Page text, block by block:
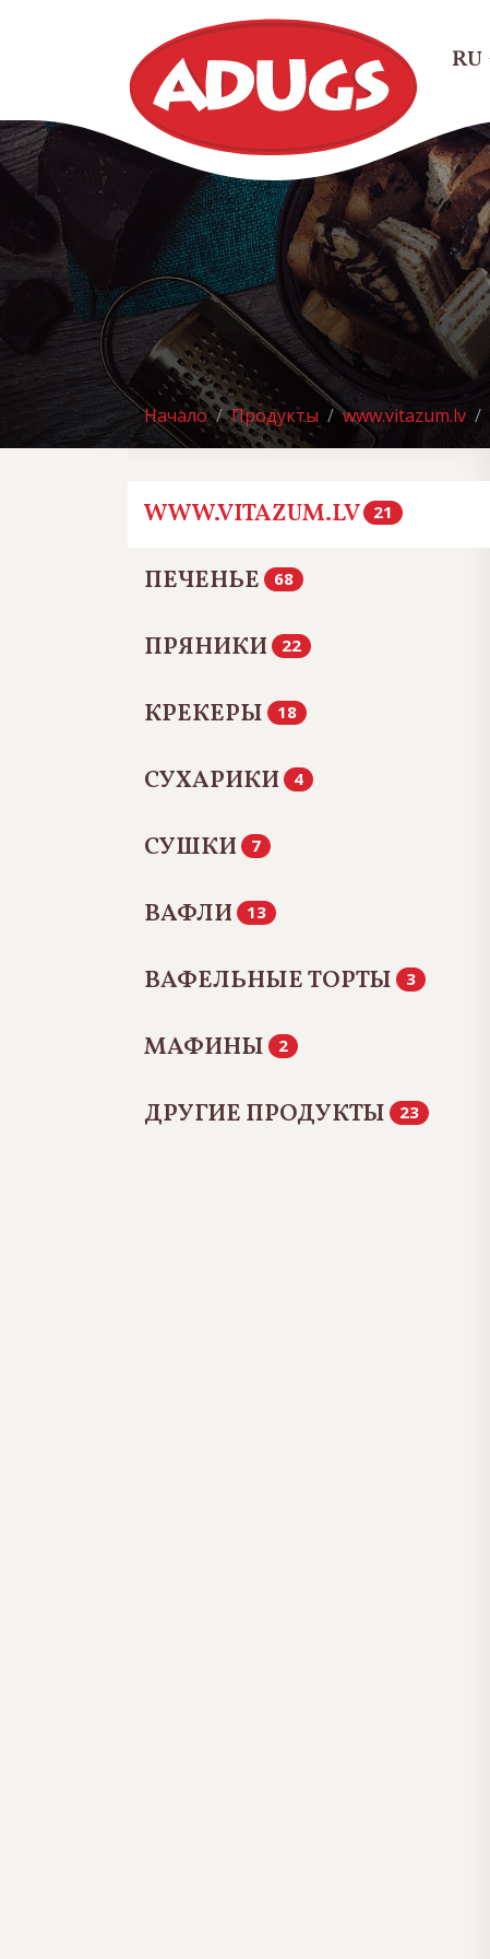
RU
Начало Продукты www.vitazum.lv
WWW.VITAZUM.LV 21
ПЕЧЕНЬЕ 68
ПРЯНИКИ 22
КРЕКЕРЫ 18
СУХАРИКИ 4
СУШКИ 7
ВАФЛИ 13
ВАФЕЛЬНЫЕ ТОРТЫ 3
МАФИНЫ 2
ДРУГИЕ ПРОДУКТЫ 23